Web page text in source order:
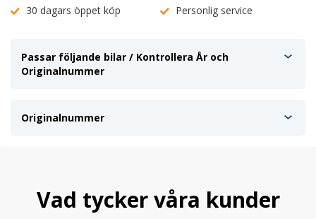
30 dagars öppet köp
Personlig service
Passar följande bilar / Kontrollera År och
Originalnummer
Originalnummer
Vad tycker våra kunder